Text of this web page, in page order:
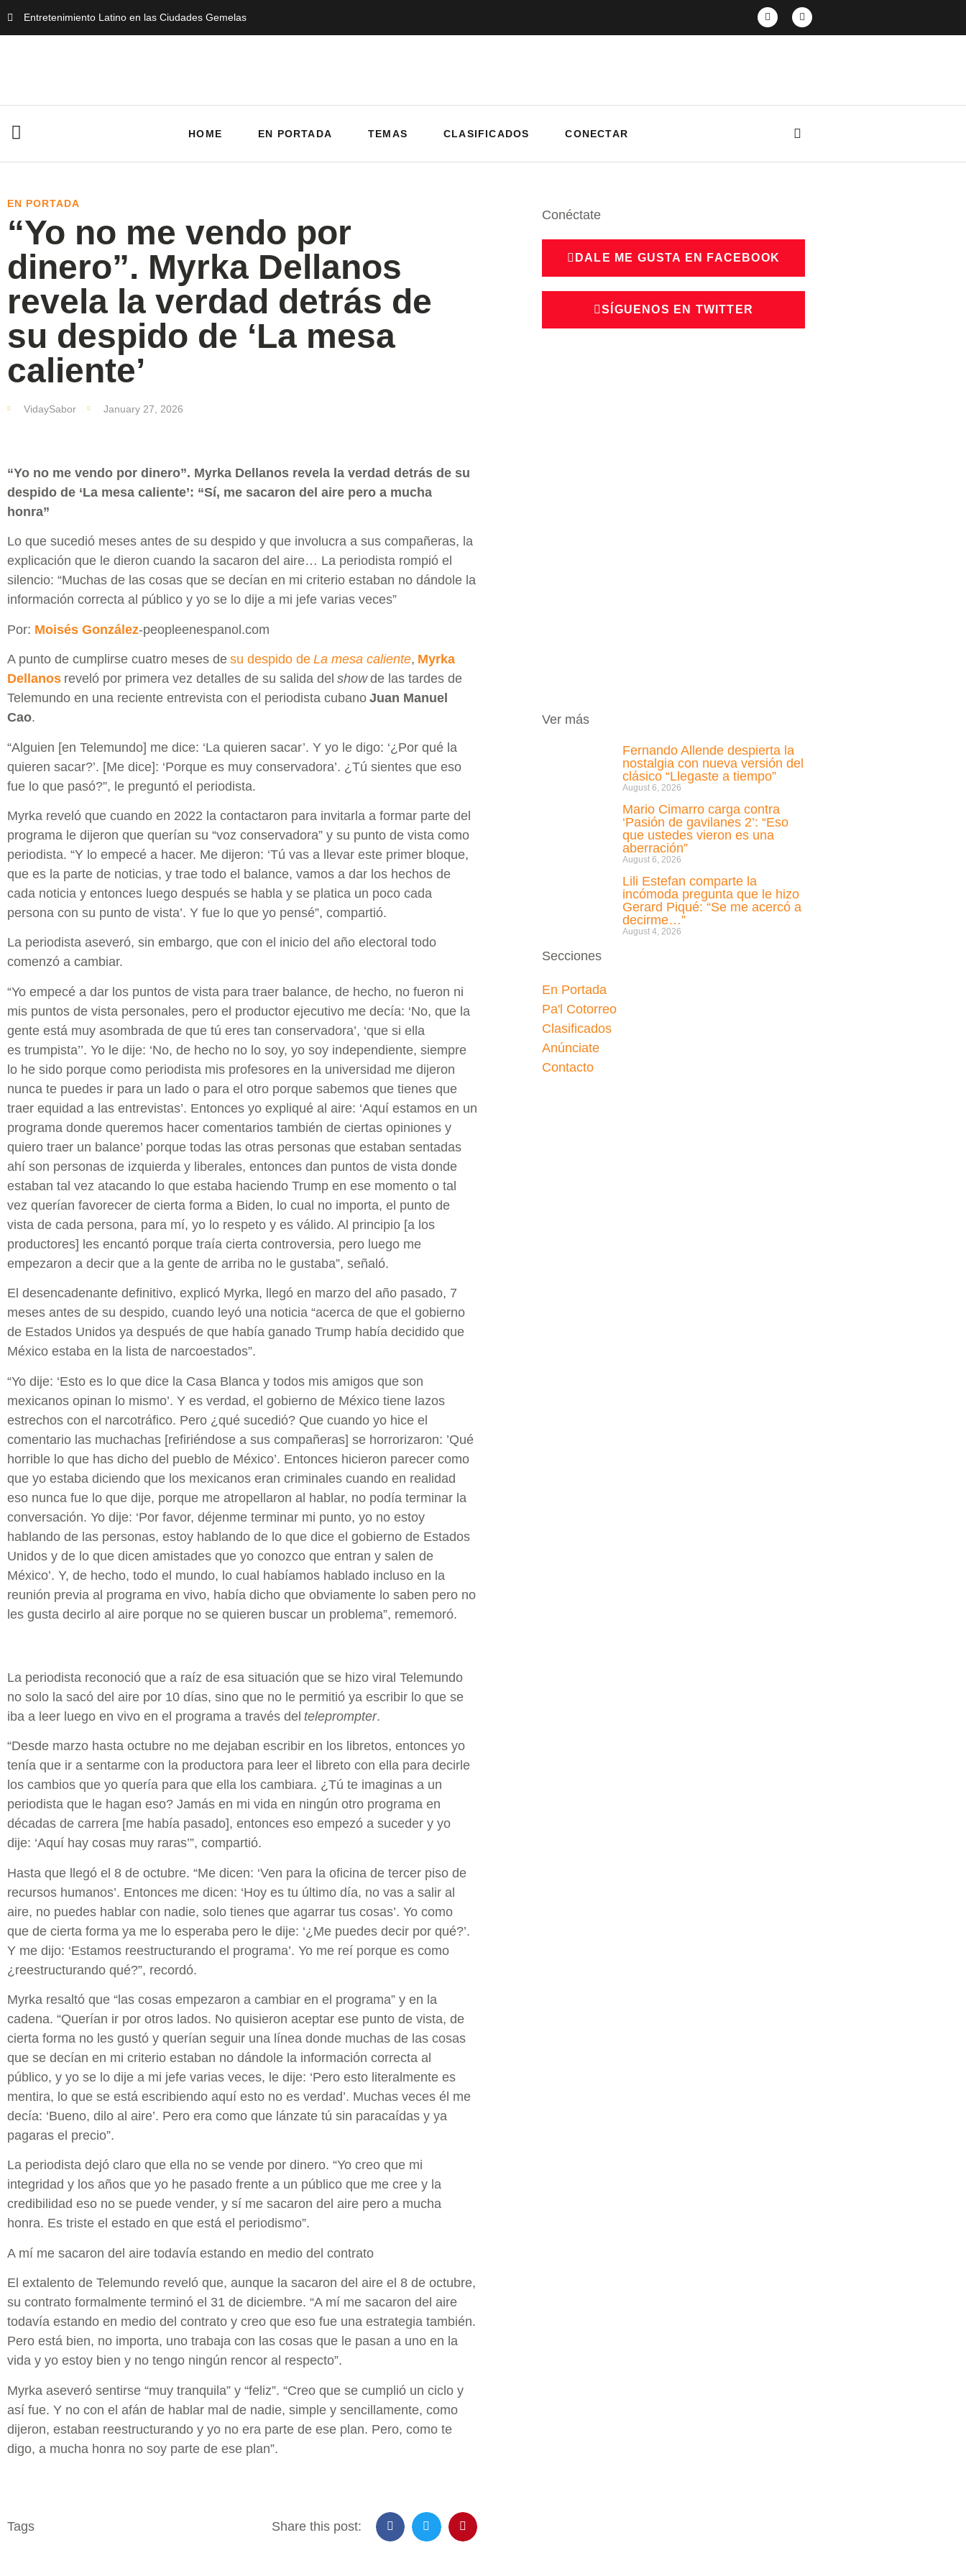
Entretenimiento Latino en las Ciudades Gemelas
HOME EN PORTADA TEMAS CLASIFICADOS CONECTAR
EN PORTADA
“Yo no me vendo por
dinero”. Myrka Dellanos
revela la verdad detrás de
su despido de ‘La mesa
caliente’
VidaySabor January 27, 2026
“Yo no me vendo por dinero”. Myrka Dellanos revela la verdad detrás de su
despido de ‘La mesa caliente’: “Sí, me sacaron del aire pero a mucha
honra”
Lo que sucedió meses antes de su despido y que involucra a sus compañeras, la
explicación que le dieron cuando la sacaron del aire… La periodista rompió el
silencio: “Muchas de las cosas que se decían en mi criterio estaban no dándole la
información correcta al público y yo se lo dije a mi jefe varias veces”
Por: Moisés González-peopleenespanol.com
A punto de cumplirse cuatro meses de su despido de La mesa caliente, Myrka
Dellanos reveló por primera vez detalles de su salida del showde las tardes de
Telemundo en una reciente entrevista con el periodista cubano Juan Manuel
Cao.
“Alguien [en Telemundo] me dice: ‘La quieren sacar’. Y yo le digo: ‘¿Por qué la
quieren sacar?’. [Me dice]: ‘Porque es muy conservadora’. ¿Tú sientes que eso
fue lo que pasó?”, le preguntó el periodista.
Myrka reveló que cuando en 2022 la contactaron para invitarla a formar parte del
programa le dijeron que querían su “voz conservadora” y su punto de vista como
periodista. “Y lo empecé a hacer. Me dijeron: ‘Tú vas a llevar este primer bloque,
que es la parte de noticias, y trae todo el balance, vamos a dar los hechos de
cada noticia y entonces luego después se habla y se platica un poco cada
persona con su punto de vista’. Y fue lo que yo pensé”, compartió.
La periodista aseveró, sin embargo, que con el inicio del año electoral todo
comenzó a cambiar.
“Yo empecé a dar los puntos de vista para traer balance, de hecho, no fueron ni
mis puntos de vista personales, pero el productor ejecutivo me decía: ‘No, que la
gente está muy asombrada de que tú eres tan conservadora’, ‘que si ella
es trumpista’’. Yo le dije: ‘No, de hecho no lo soy, yo soy independiente, siempre
lo he sido porque como periodista mis profesores en la universidad me dijeron
nunca te puedes ir para un lado o para el otro porque sabemos que tienes que
traer equidad a las entrevistas’. Entonces yo expliqué al aire: ‘Aquí estamos en un
programa donde queremos hacer comentarios también de ciertas opiniones y
quiero traer un balance’ porque todas las otras personas que estaban sentadas
ahí son personas de izquierda y liberales, entonces dan puntos de vista donde
estaban tal vez atacando lo que estaba haciendo Trump en ese momento o tal
vez querían favorecer de cierta forma a Biden, lo cual no importa, el punto de
vista de cada persona, para mí, yo lo respeto y es válido. Al principio [a los
productores] les encantó porque traía cierta controversia, pero luego me
empezaron a decir que a la gente de arriba no le gustaba”, señaló.
El desencadenante definitivo, explicó Myrka, llegó en marzo del año pasado, 7
meses antes de su despido, cuando leyó una noticia “acerca de que el gobierno
de Estados Unidos ya después de que había ganado Trump había decidido que
México estaba en la lista de narcoestados”.
“Yo dije: ‘Esto es lo que dice la Casa Blanca y todos mis amigos que son
mexicanos opinan lo mismo’. Y es verdad, el gobierno de México tiene lazos
estrechos con el narcotráfico. Pero ¿qué sucedió? Que cuando yo hice el
comentario las muchachas [refiriéndose a sus compañeras] se horrorizaron: ’Qué
horrible lo que has dicho del pueblo de México’. Entonces hicieron parecer como
que yo estaba diciendo que los mexicanos eran criminales cuando en realidad
eso nunca fue lo que dije, porque me atropellaron al hablar, no podía terminar la
conversación. Yo dije: ‘Por favor, déjenme terminar mi punto, yo no estoy
hablando de las personas, estoy hablando de lo que dice el gobierno de Estados
Unidos y de lo que dicen amistades que yo conozco que entran y salen de
México’. Y, de hecho, todo el mundo, lo cual habíamos hablado incluso en la
reunión previa al programa en vivo, había dicho que obviamente lo saben pero no
les gusta decirlo al aire porque no se quieren buscar un problema”, rememoró.
La periodista reconoció que a raíz de esa situación que se hizo viral Telemundo
no solo la sacó del aire por 10 días, sino que no le permitió ya escribir lo que se
iba a leer luego en vivo en el programa a través del teleprompter.
“Desde marzo hasta octubre no me dejaban escribir en los libretos, entonces yo
tenía que ir a sentarme con la productora para leer el libreto con ella para decirle
los cambios que yo quería para que ella los cambiara. ¿Tú te imaginas a un
periodista que le hagan eso? Jamás en mi vida en ningún otro programa en
décadas de carrera [me había pasado], entonces eso empezó a suceder y yo
dije: ‘Aquí hay cosas muy raras’”, compartió.
Hasta que llegó el 8 de octubre. “Me dicen: ‘Ven para la oficina de tercer piso de
recursos humanos’. Entonces me dicen: ‘Hoy es tu último día, no vas a salir al
aire, no puedes hablar con nadie, solo tienes que agarrar tus cosas’. Yo como
que de cierta forma ya me lo esperaba pero le dije: ‘¿Me puedes decir por qué?’.
Y me dijo: ‘Estamos reestructurando el programa’. Yo me reí porque es como
¿reestructurando qué?”, recordó.
Myrka resaltó que “las cosas empezaron a cambiar en el programa” y en la
cadena. “Querían ir por otros lados. No quisieron aceptar ese punto de vista, de
cierta forma no les gustó y querían seguir una línea donde muchas de las cosas
que se decían en mi criterio estaban no dándole la información correcta al
público, y yo se lo dije a mi jefe varias veces, le dije: ‘Pero esto literalmente es
mentira, lo que se está escribiendo aquí esto no es verdad’. Muchas veces él me
decía: ‘Bueno, dilo al aire’. Pero era como que lánzate tú sin paracaídas y ya
pagaras el precio”.
La periodista dejó claro que ella no se vende por dinero. “Yo creo que mi
integridad y los años que yo he pasado frente a un público que me cree y la
credibilidad eso no se puede vender, y sí me sacaron del aire pero a mucha
honra. Es triste el estado en que está el periodismo”.
A mí me sacaron del aire todavía estando en medio del contrato
El extalento de Telemundo reveló que, aunque la sacaron del aire el 8 de octubre,
su contrato formalmente terminó el 31 de diciembre. “A mí me sacaron del aire
todavía estando en medio del contrato y creo que eso fue una estrategia también.
Pero está bien, no importa, uno trabaja con las cosas que le pasan a uno en la
vida y yo estoy bien y no tengo ningún rencor al respecto”.
Myrka aseveró sentirse “muy tranquila” y “feliz”. “Creo que se cumplió un ciclo y
así fue. Y no con el afán de hablar mal de nadie, simple y sencillamente, como
dijeron, estaban reestructurando y yo no era parte de ese plan. Pero, como te
digo, a mucha honra no soy parte de ese plan”.
Tags Share this post:
Conéctate
DALE ME GUSTA EN FACEBOOK
SÍGUENOS EN TWITTER
Ver más
Fernando Allende despierta la
nostalgia con nueva versión del
clásico “Llegaste a tiempo”
August 6, 2026
Mario Cimarro carga contra
‘Pasión de gavilanes 2’: “Eso
que ustedes vieron es una
aberración”
August 6, 2026
Lili Estefan comparte la
incómoda pregunta que le hizo
Gerard Piqué: “Se me acercó a
decirme…”
August 4, 2026
Secciones
En Portada
Pa'l Cotorreo
Clasificados
Anúnciate
Contacto